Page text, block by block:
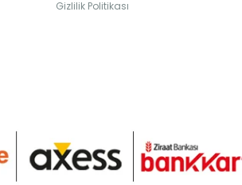
Gizlilik Politikası